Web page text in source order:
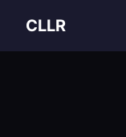
CLLR